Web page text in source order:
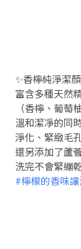
✨香檸純淨潔
富含多種天然
（香檸、葡
溫和潔凈的同
淨化、緊緻毛
還另添加了蘆
洗完不會緊繃
#檸檬的香味